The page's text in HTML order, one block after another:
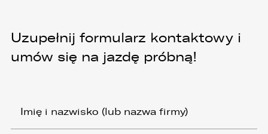
Uzupełnij formularz kontaktowy i
umów się na jazdę próbną!